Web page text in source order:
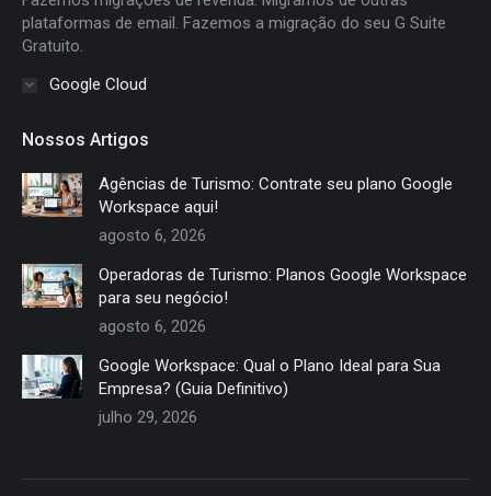
plataformas de email. Fazemos a migração do seu G Suite
Gratuito.
Google Cloud
Nossos Artigos
Agências de Turismo: Contrate seu plano Google
Workspace aqui!
agosto 6, 2026
Operadoras de Turismo: Planos Google Workspace
para seu negócio!
agosto 6, 2026
Google Workspace: Qual o Plano Ideal para Sua
Empresa? (Guia Definitivo)
julho 29, 2026